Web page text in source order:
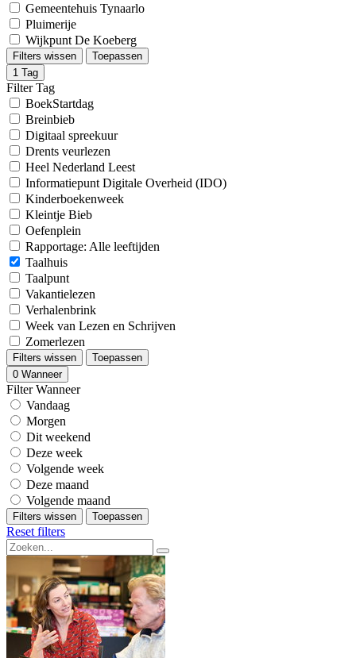
Gemeentehuis Tynaarlo
Pluimerije
Wijkpunt De Koeberg
Filters wissen
Toepassen
1 Tag
Filter Tag
BoekStartdag
Breinbieb
Digitaal spreekuur
Drents veurlezen
Heel Nederland Leest
Informatiepunt Digitale Overheid (IDO)
Kinderboekenweek
Kleintje Bieb
Oefenplein
Rapportage: Alle leeftijden
Taalhuis
Taalpunt
Vakantielezen
Verhalenbrink
Week van Lezen en Schrijven
Zomerlezen
Filters wissen
Toepassen
0 Wanneer
Filter Wanneer
Vandaag
Morgen
Dit weekend
Deze week
Volgende week
Deze maand
Volgende maand
Filters wissen Toepassen
Reset filters